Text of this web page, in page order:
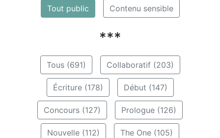
Tout public Contenu sensible
***
Tous (691) Collaboratif (203)
Écriture (178) Début (147)
Concours (127) Prologue (126)
Nouvelle (112) The One (105)